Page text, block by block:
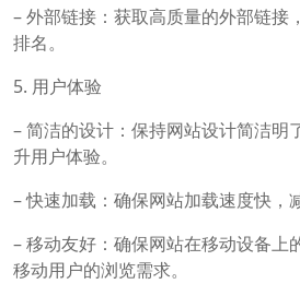
– 外部链接：获取高质量的外部链接
排名。
5. 用户体验
– 简洁的设计：保持网站设计简洁明
升用户体验。
– 快速加载：确保网站加载速度快，
– 移动友好：确保网站在移动设备上
移动用户的浏览需求。